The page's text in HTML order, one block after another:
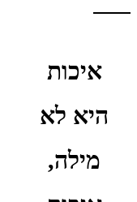
איכות
היא לא
מילה,